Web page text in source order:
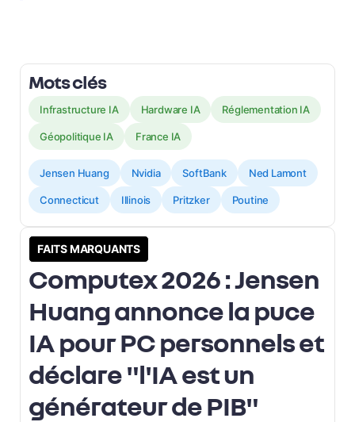
Mots clés
Infrastructure IA Hardware IA Réglementation IA
Géopolitique IA France IA
Jensen Huang Nvidia SoftBank Ned Lamont
Connecticut Illinois Pritzker Poutine
FAITS MARQUANTS
Computex 2026 : Jensen
Huang annonce la puce
IA pour PC personnels et
déclare "l'IA est un
générateur de PIB"